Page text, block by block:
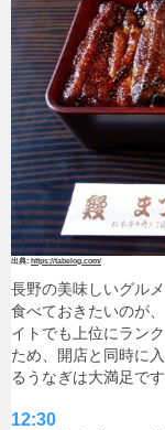
https://tabelog.com/
長野の美味しいグル
食べておきたいのが
イトでも上位にラン
ため、開店と同時に
るうなぎは大満足で
12:30